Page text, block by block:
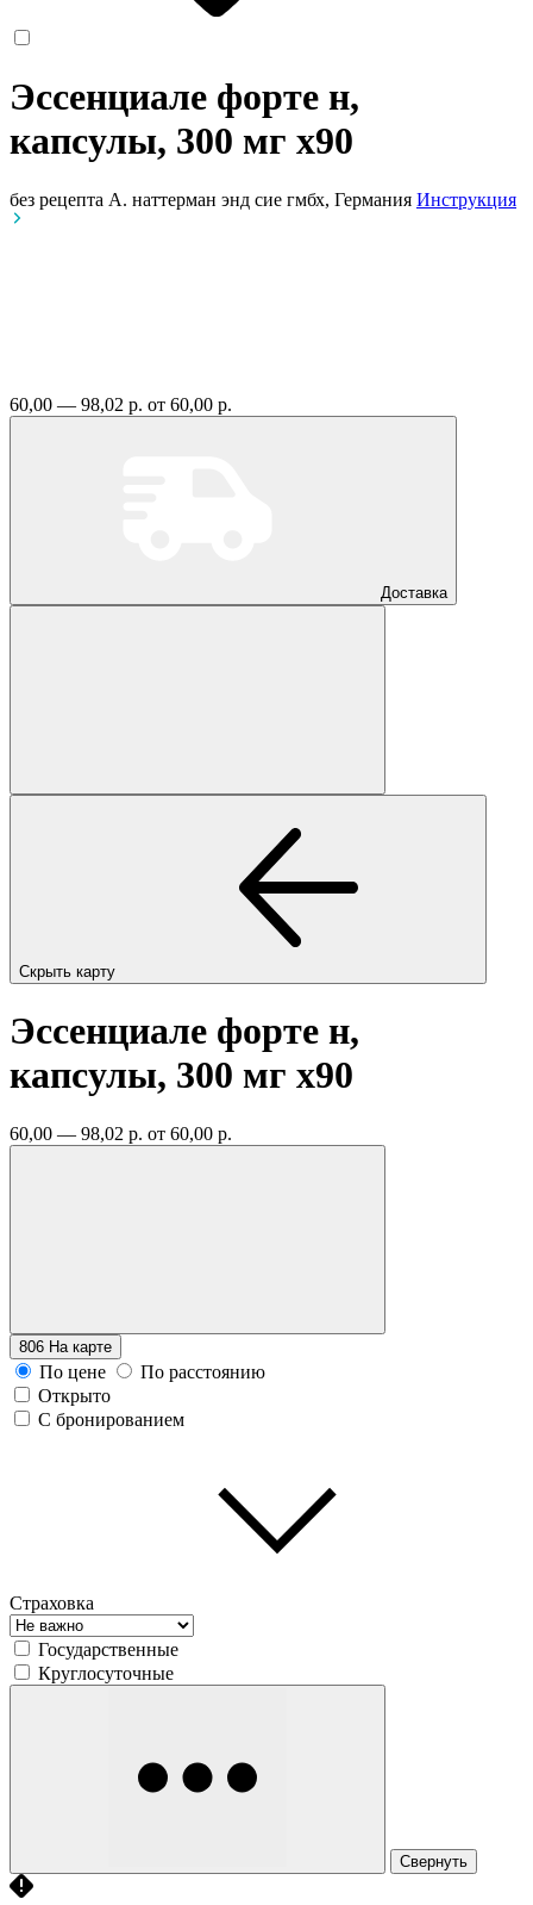
Эссенциале форте н,
капсулы, 300 мг x90
без рецепта А. наттерман энд сие гмбх, Германия Инструкция
60,00 — 98,02 р. от 60,00 р.
Доставка
Скрыть карту
Эссенциале форте н,
капсулы, 300 мг x90
60,00 — 98,02 р. от 60,00 р.
806 На карте
По цене
По расстоянию
Открыто
С бронированием
Страховка
Государственные
Круглосуточные
Свернуть